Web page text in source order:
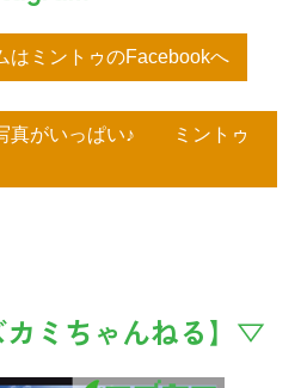
はミントゥのFacebookへ
真がいっぱい♪ ミントゥ
ミちゃんねる】▽